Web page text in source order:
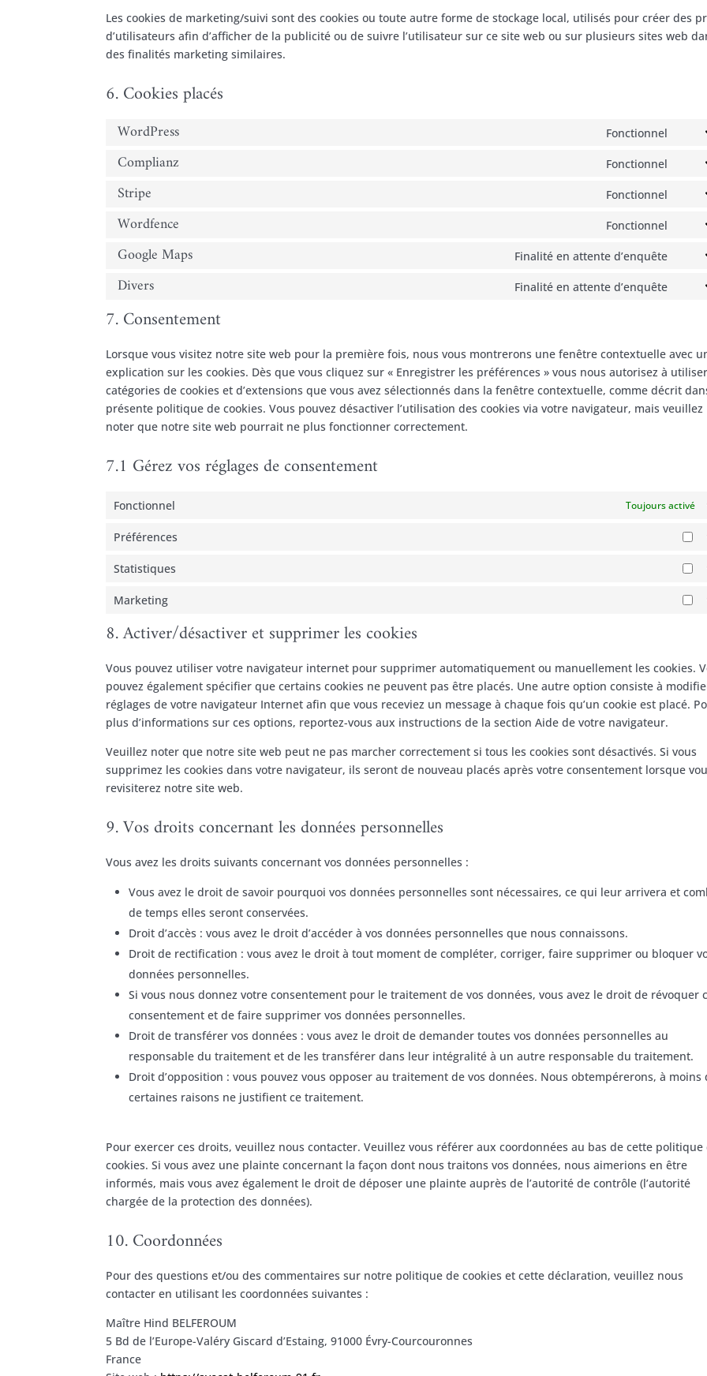
Les cookies de marketing/suivi sont des cookies ou toute autre forme de stockage local, utilisés pour créer des
d’utilisateurs afin d’afficher de la publicité ou de suivre l’utilisateur sur ce site web ou sur plusieurs sites web
des finalités marketing similaires.
6. Cookies placés
WordPress Fonctionnel
Complianz Fonctionnel
Stripe Fonctionnel
Wordfence Fonctionnel
Google Maps Finalité en attente d’enquête
Divers Finalité en attente d’enquête
7. Consentement
Lorsque vous visitez notre site web pour la première fois, nous vous montrerons une fenêtre contextuelle avec
explication sur les cookies. Dès que vous cliquez sur « Enregistrer les préférences » vous nous autorisez à
catégories de cookies et d’extensions que vous avez sélectionnés dans la fenêtre contextuelle, comme décrit
présente politique de cookies. Vous pouvez désactiver l’utilisation des cookies via votre navigateur, mais veuillez
noter que notre site web pourrait ne plus fonctionner correctement.
7.1 Gérez vos réglages de consentement
Fonctionnel Toujours activé
Préférences
Statistiques
Marketing
8. Activer/désactiver et supprimer les cookies
Vous pouvez utiliser votre navigateur internet pour supprimer automatiquement ou manuellement les cookies.
pouvez également spécifier que certains cookies ne peuvent pas être placés. Une autre option consiste à
réglages de votre navigateur Internet afin que vous receviez un message à chaque fois qu’un cookie est placé.
plus d’informations sur ces options, reportez-vous aux instructions de la section Aide de votre navigateur.
Veuillez noter que notre site web peut ne pas marcher correctement si tous les cookies sont désactivés. Si vous
supprimez les cookies dans votre navigateur, ils seront de nouveau placés après votre consentement lorsque
revisiterez notre site web.
9. Vos droits concernant les données personnelles
Vous avez les droits suivants concernant vos données personnelles :
Vous avez le droit de savoir pourquoi vos données personnelles sont nécessaires, ce qui leur arrivera et
de temps elles seront conservées.
Droit d’accès : vous avez le droit d’accéder à vos données personnelles que nous connaissons.
Droit de rectification : vous avez le droit à tout moment de compléter, corriger, faire supprimer ou bloquer
données personnelles.
Si vous nous donnez votre consentement pour le traitement de vos données, vous avez le droit de révoquer
consentement et de faire supprimer vos données personnelles.
Droit de transférer vos données : vous avez le droit de demander toutes vos données personnelles au
responsable du traitement et de les transférer dans leur intégralité à un autre responsable du traitement.
Droit d’opposition : vous pouvez vous opposer au traitement de vos données. Nous obtempérerons, à moins
certaines raisons ne justifient ce traitement.
Pour exercer ces droits, veuillez nous contacter. Veuillez vous référer aux coordonnées au bas de cette politique
cookies. Si vous avez une plainte concernant la façon dont nous traitons vos données, nous aimerions en être
informés, mais vous avez également le droit de déposer une plainte auprès de l’autorité de contrôle (l’autorité
chargée de la protection des données).
10. Coordonnées
Pour des questions et/ou des commentaires sur notre politique de cookies et cette déclaration, veuillez nous
contacter en utilisant les coordonnées suivantes :
Maître Hind BELFEROUM
5 Bd de l’Europe-Valéry Giscard d’Estaing, 91000 Évry-Courcouronnes
France